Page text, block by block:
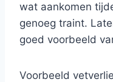
wat aankomen
genoeg traint.
goed voorbeeld
Voorbeeld